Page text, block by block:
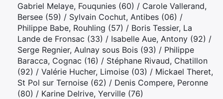
Gabriel Melaye, Fouqunies (60) / Carole Vallerand,
Bersee (59) / Sylvain Cochut, Antibes (06) /
Philippe Babe, Rouhling (57) / Boris Tessier, La
Lande de Fronsac (33) / Isabelle Aue, Antony (92) /
Serge Regnier, Aulnay sous Bois (93) / Philippe
Baracca, Cognac (16) / Stéphane Rivaud, Chatillon
(92) / Valérie Hucher, Limoise (03) / Mickael Theret,
St Pol sur Ternoise (62) / Denis Compere, Peronne
(80) / Karine Delrive, Yerville (76)